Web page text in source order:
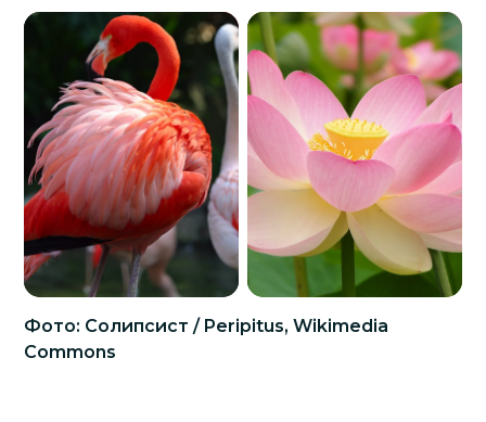
Фото: Солипсист / Peripitus, Wikimedia
Commons